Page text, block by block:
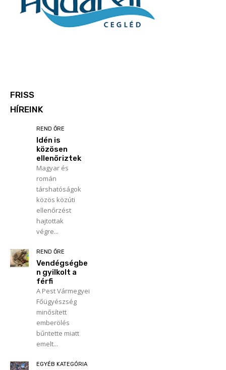
FRISS
HÍREINK
REND ŐRE
Idén is
közösen
ellenőriztek
Magyar és
román
társhatóságok
közös közúti
ellenőrzést
hajtottak
végre...
REND ŐRE
Vendégségbe
n gyilkolt a
férfi
A Pest Vármegyei
Főügyészség
minősített
emberölés
bűntette miatt
emelt...
EGYÉB KATEGÓRIA